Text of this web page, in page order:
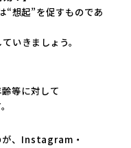
想起”を促すものであ
いきましょう。
等に対して
が、Instagram・